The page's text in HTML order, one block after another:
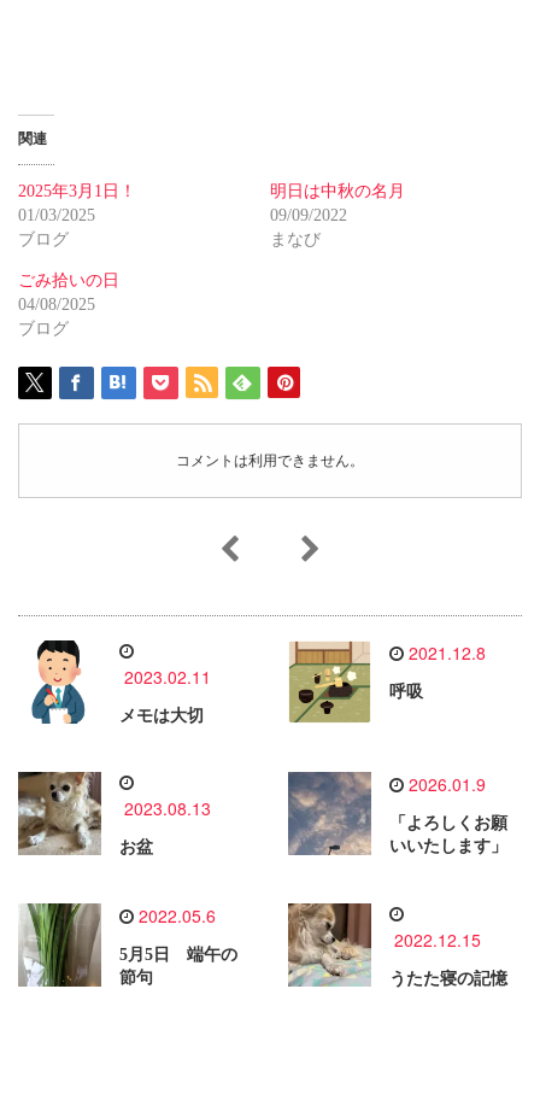
関連
2025年3月1日！
01/03/2025
ブログ
明日は中秋の名月
09/09/2022
まなび
ごみ拾いの日
04/08/2025
ブログ
コメントは利用できません。
2023.02.11
メモは大切
2021.12.8
呼吸
2023.08.13
お盆
2026.01.9
「よろしくお願
いいたします」
2022.05.6
5月5日 端午の
節句
2022.12.15
うたた寝の記憶